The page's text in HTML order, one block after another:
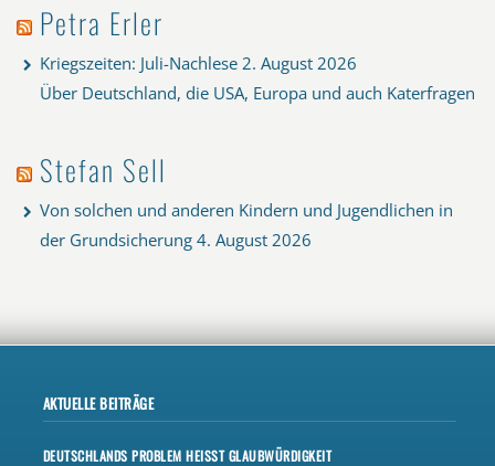
Petra Erler
Kriegszeiten: Juli-Nachlese 2. August 2026
Über Deutschland, die USA, Europa und auch Katerfragen
Stefan Sell
Von solchen und anderen Kindern und Jugendlichen in
der Grundsicherung 4. August 2026
AKTUELLE BEITRÄGE
DEUTSCHLANDS PROBLEM HEISST GLAUBWÜRDIGKEIT